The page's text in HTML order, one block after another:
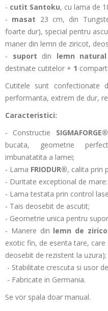
- cutit Santoku, cu lama de
- masat 23 cm, din
foarte dur), special pentru
maner din lemn de ziricot,
- suport din lemn natural
destinate cutitelor + 1
Cutitele sunt confectionate
performanta, extrem de dur,
Caracteristici:
- Constructie SIGMAFORGE®
bucata, geometrie
imbunatatita a lamei;
- Lama FRIODUR®, calita prin
- Duritate exceptional de mare:
- Lama testata prin control
- Tais deosebit de ascutit;
- Geometrie unica pentru
- Manere din lemn de
exotic fin, de esenta tare,
deosebit de rezistent la uzura);
- Stabilitate crescuta si usor
- Fabricate in Germania.
Se vor spala doar manual.